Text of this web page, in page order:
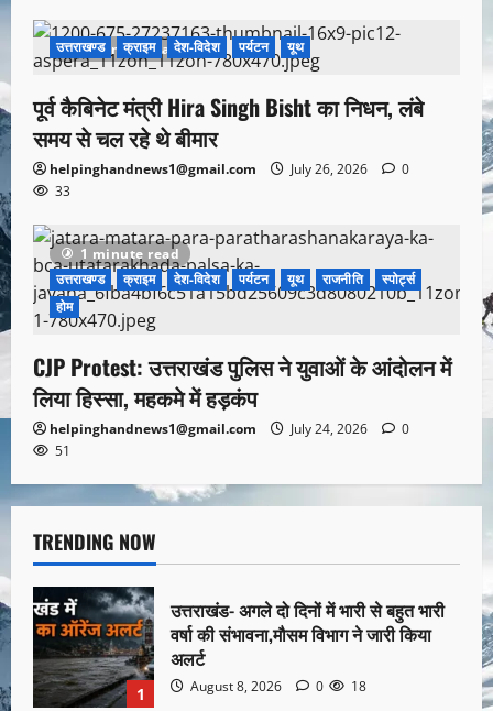
1 minute read
उत्तराखण्ड क्राइम देश-विदेश पर्यटन यूथ
पूर्व कैबिनेट मंत्री Hira Singh Bisht का निधन, लंबे
समय से चल रहे थे बीमार
helpinghandnews1@gmail.com July 26, 2026
0
33
1 minute read
उत्तराखण्ड
क्राइम देश-विदेश पर्यटन यूथ राजनीति
स्पोर्ट्स
होम
CJP Protest: उत्तराखंड पुलिस ने युवाओं के आंदोलन में
लिया हिस्सा, महकमे में हड़कंप
helpinghandnews1@gmail.com July 24, 2026
0
51
TRENDING NOW
1
उत्तराखंड- अगले दो दिनों में भारी से बहुत भारी
वर्षा की संभावना,मौसम विभाग ने जारी किया
अलर्ट
August 8, 2026 0 18